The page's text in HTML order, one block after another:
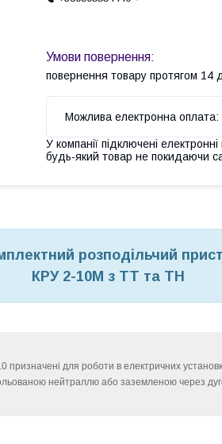
повернення товару протягом 14
У компанії підключені
будь-який товар не покидаючи
розподільчий
КРУ 2-10М з ТТ та ТН
призначені для роботи в електричних
нейтраллю або заземленою через